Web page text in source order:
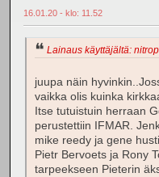
16.01.20 - klo: 11.52
Lainaus käyttäjältä:
juupa näin
vaikka olis kuinka
Itse tutuistuin herraan
perustettiin IFMAR.
mike reedy ja gene
Pietr Bervoets ja Rony
tarpeekseen Pieterin